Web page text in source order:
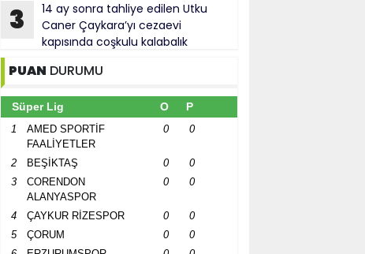
3
14 ay sonra tahliye edilen Utku
Caner Çaykara’yı cezaevi
kapısında coşkulu kalabalık
karşıladı
PUAN DURUMU
Süper Lig O P
1
AMED SPORTİF
FAALİYETLER
0 0
2 BEŞİKTAŞ 0
0
3
CORENDON
ALANYASPOR
0 0
4 ÇAYKUR RİZESPOR 0
0
5
ÇORUM 0
0